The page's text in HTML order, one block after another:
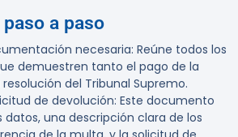
a paso
necesaria: Reúne todos los
demuestren tanto el pago de la
del Tribunal Supremo.
de devolución: Este documento
datos, una descripción clara de los